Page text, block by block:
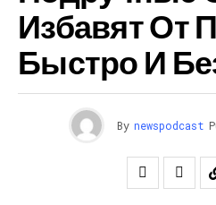
Избавят От
Быстро И
By newspodcast